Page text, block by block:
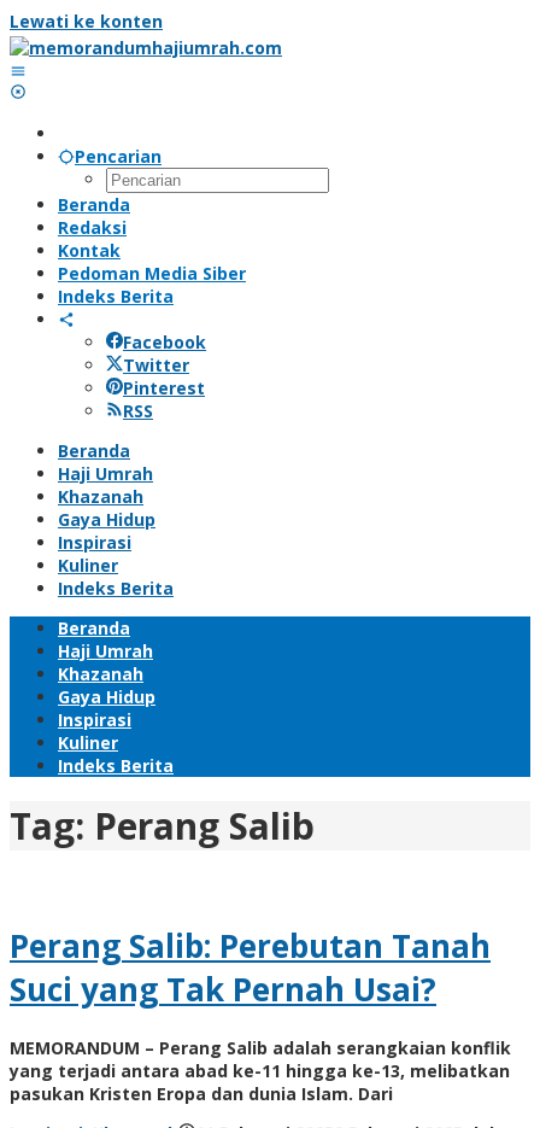
Lewati ke konten
Pencarian
Beranda
Redaksi
Kontak
Pedoman Media Siber
Indeks Berita
Facebook
Twitter
Pinterest
RSS
Beranda
Haji Umrah
Khazanah
Gaya Hidup
Inspirasi
Kuliner
Indeks Berita
Beranda
Haji Umrah
Khazanah
Gaya Hidup
Inspirasi
Kuliner
Indeks Berita
Tag: Perang Salib
Perang Salib: Perebutan Tanah
Suci yang Tak Pernah Usai?
MEMORANDUM – Perang Salib adalah serangkaian konflik
yang terjadi antara abad ke-11 hingga ke-13, melibatkan
pasukan Kristen Eropa dan dunia Islam. Dari